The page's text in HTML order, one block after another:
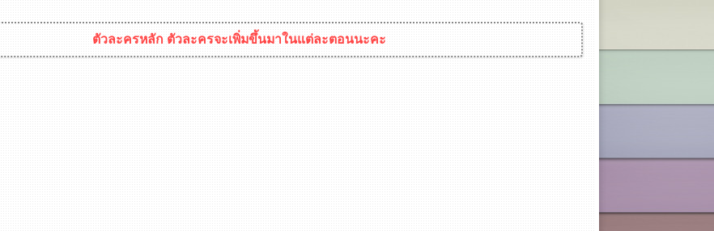
ตัวละครหลัก ตัวละครจะเพิ่มขึ้นมาในแต่ละตอนนะคะ